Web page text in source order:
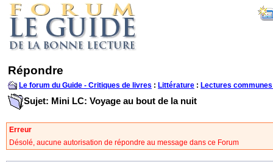
Répondre
Le forum du Guide - Critiques de livres : Littérature : Lectures
Sujet: Mini LC: Voyage au bout de la nuit
Erreur
Désolé, aucune autorisation de répondre au message dans ce Forum